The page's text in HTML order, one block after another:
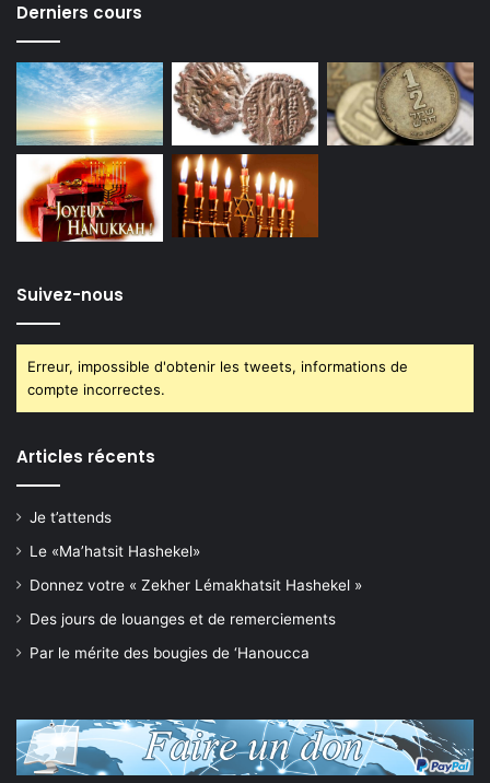
Derniers cours
Suivez-nous
Erreur, impossible d'obtenir les tweets, informations de
compte incorrectes.
Articles récents
Je t’attends
Le «Ma’hatsit Hashekel»
Donnez votre « Zekher Lémakhatsit Hashekel »
Des jours de louanges et de remerciements
Par le mérite des bougies de ‘Hanoucca